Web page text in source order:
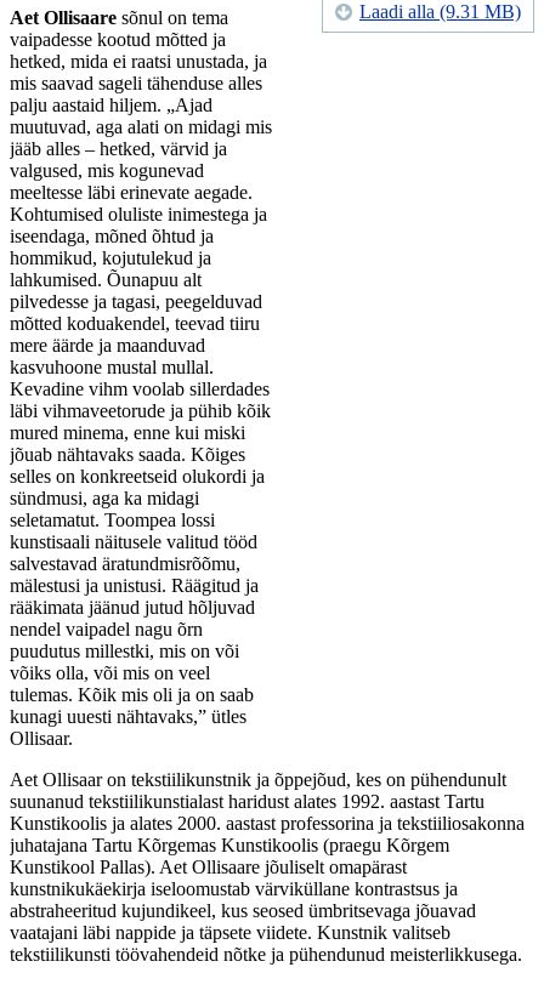
Laadi alla (9.31 MB)
Aet Ollisaare sõnul on tema
vaipadesse kootud mõtted ja
hetked, mida ei raatsi unustada, ja
mis saavad sageli tähenduse alles
palju aastaid hiljem. „Ajad
muutuvad, aga alati on midagi mis
jääb alles – hetked, värvid ja
valgused, mis kogunevad
meeltesse läbi erinevate aegade.
Kohtumised oluliste inimestega ja
iseendaga, mõned õhtud ja
hommikud, kojutulekud ja
lahkumised. Õunapuu alt
pilvedesse ja tagasi, peegelduvad
mõtted koduakendel, teevad tiiru
mere äärde ja maanduvad
kasvuhoone mustal mullal.
Kevadine vihm voolab sillerdades
läbi vihmaveetorude ja pühib kõik
mured minema, enne kui miski
jõuab nähtavaks saada. Kõiges
selles on konkreetseid olukordi ja
sündmusi, aga ka midagi
seletamatut. Toompea lossi
kunstisaali näitusele valitud tööd
salvestavad äratundmisrõõmu,
mälestusi ja unistusi. Räägitud ja
rääkimata jäänud jutud hõljuvad
nendel vaipadel nagu õrn
puudutus millestki, mis on või
võiks olla, või mis on veel
tulemas. Kõik mis oli ja on saab
kunagi uuesti nähtavaks,” ütles
Ollisaar.
Aet Ollisaar on tekstiilikunstnik ja õppejõud, kes on pühendunult
suunanud tekstiilikunstialast haridust alates 1992. aastast Tartu
Kunstikoolis ja alates 2000. aastast professorina ja tekstiiliosakonna
juhatajana Tartu Kõrgemas Kunstikoolis (praegu Kõrgem
Kunstikool Pallas). Aet Ollisaare jõuliselt omapärast
kunstnikukäekirja iseloomustab värviküllane kontrastsus ja
abstraheeritud kujundikeel, kus seosed ümbritsevaga jõuavad
vaatajani läbi nappide ja täpsete viidete. Kunstnik valitseb
tekstiilikunsti töövahendeid nõtke ja pühendunud meisterlikkusega.